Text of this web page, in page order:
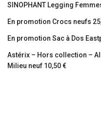
SINOPHANT Legging
En promotion Crocs neufs
En promotion Sac à Dos
Astérix – Hors collection –
Milieu neuf 10,50 €